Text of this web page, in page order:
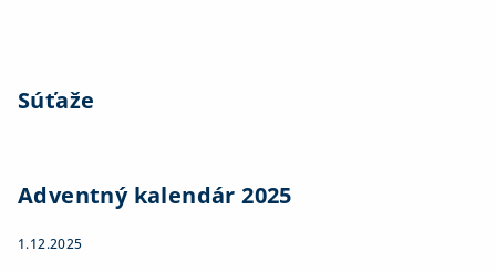
Súťaže
Adventný kalendár 2025
1.12.2025